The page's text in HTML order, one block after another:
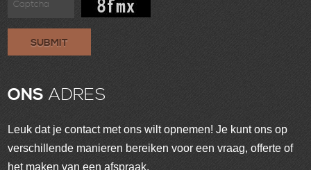
SUBMIT
ONS ADRES
Leuk dat je contact met ons wilt opnemen! Je kunt ons op
verschillende manieren bereiken voor een vraag, offerte of
het maken van een afspraak.